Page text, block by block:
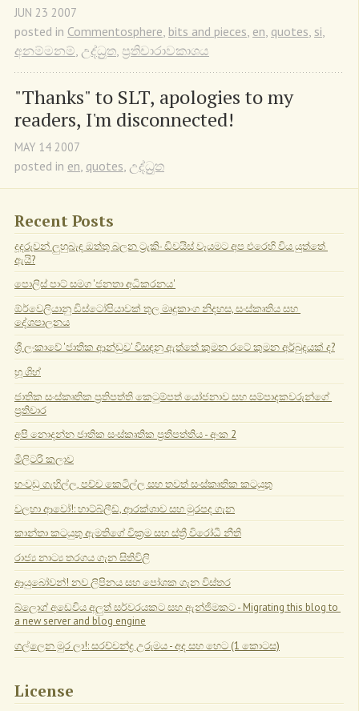
JUN 23 2007
posted in Commentosphere, bits and pieces, en, quotes, si,
අනම්මනම්, උද්ධ්‍රුත, ප්‍රතිචාරාවකාශය
"Thanks" to SLT, apologies to my
readers, I'm disconnected!
MAY 14 2007
posted in en quotes උද්ධ්‍රුත
Recent Posts
දූදරුවන් ලුහුබැඳ ඔත්තු බලන ට්‍රැකිං ඩිවයිස් වෑයමට අප එරෙහි විය යුත්තේ
ඇයි?
පොලිස් පාට් සමග 'ජනතා අධිකරනය'
ඕර්වෙලියානු ඩිස්ටෝපියාවක් තුල මෘදුකාංග නිදහස, සංස්කෘතිය සහ
දේශපාලනය
ශ්‍රී ලංකාවේ 'ජාතික ආන්ඩුව' විසඳනු ඇත්තේ කුමන රටේ කුමන අර්බුදයක් ද?
හූ ශිහ්
ජාතික සංස්කෘතික ප්‍රතිපත්ති කෙටුම්පත් යෝජනාව සහ සම්පාදකවරුන්ගේ
ප්‍රතිචාර
අපි නොදන්න ජාතික සංස්කෘතික ප්‍රතිපත්තිය - අංක 2
මිලිටරි කලාව
හංවඩු ගැහිල්ල, පච්ච කෙටිල්ල සහ තවත් සංස්කෘතික කටයුතු
වලහා ආවෝ!: හාට්බ්ලීඩ්, ආරක්ශාව සහ මුරපද ගැන
කාන්තා කටයුතු ඇමතිගේ වික්‍රම සහ ස්ත්‍රී විරෝධී නීති
රාජ්‍ය නාට්‍ය තරගය ගැන සිතිවිලි
ආයුබෝවන්! නව ලිපිනය සහ පෝශක ගැන විස්තර
බ්ලොග් අඩෙවිය අලුත් සර්වරයකට සහ ඇන්ජිමකට - Migrating this blog to
a new server and blog engine
ගල්ලෙන මුර ලා!: සරච්චන්ද්‍ර උරුමය - අද සහ හෙට (1 කොටස)
License